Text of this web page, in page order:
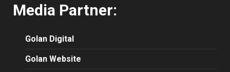
Media Partner:
Golan Digital
Golan Website